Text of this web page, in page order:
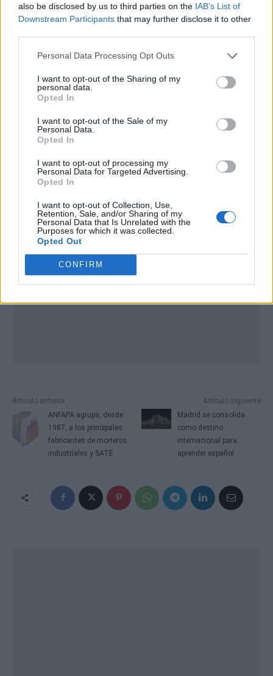
also be disclosed by us to third parties on the IAB’s List of
Downstream Participants that may further disclose it to other
Personal Data Processing Opt Outs
I want to opt-out of the Sharing of my
personal data.
Opted In
I want to opt-out of the Sale of my
Personal Data.
Opted In
I want to opt-out of processing my
Personal Data for Targeted Advertising.
Opted In
I want to opt-out of Collection, Use,
Retention, Sale, and/or Sharing of my
Personal Data that Is Unrelated with the
Purposes for which it was collected.
Opted Out
CONFIRM
Artículo anterior
ANFAPA agrupa, desde
1987, a los principales
fabricantes de morteros
industriales y SATE
Artículo siguiente
Madrid se consolida
como destino
internacional para
aprender español